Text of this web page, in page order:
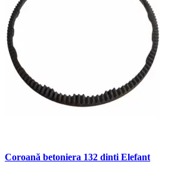
Coroană betoniera 132 dinti Elefant